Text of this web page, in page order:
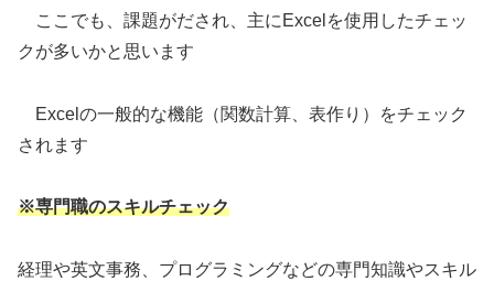
ここでも、課題がだされ、主にExcelを使用したチェッ
クが多いかと思います
Excelの一般的な機能（関数計算、表作り）をチェック
されます
※専門職のスキルチェック
経理や英文事務、プログラミングなどの専門知識やスキル